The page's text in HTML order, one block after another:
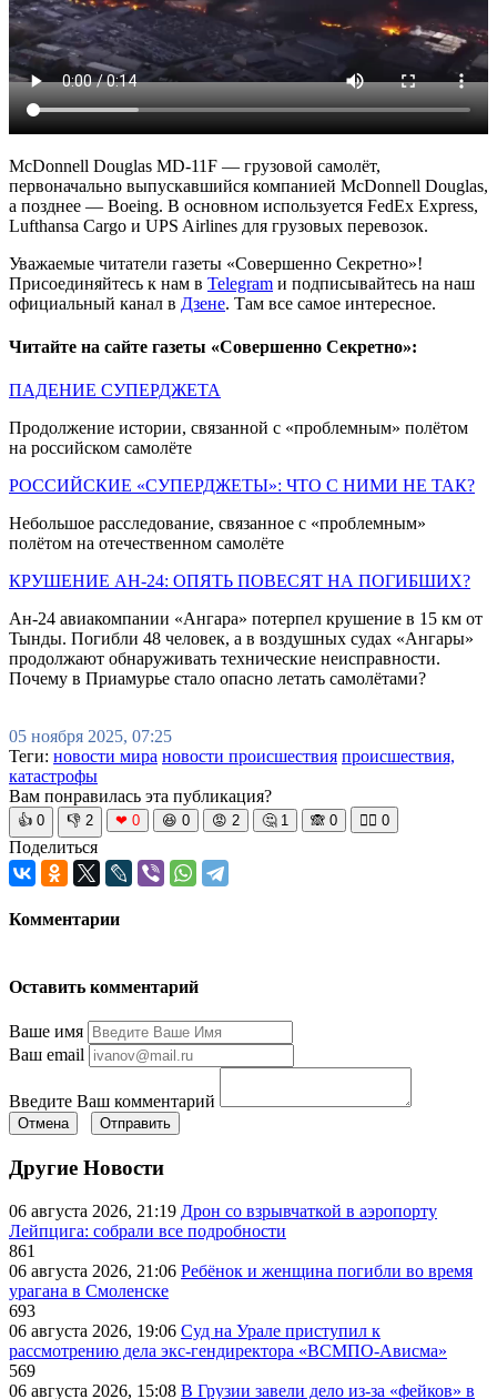
McDonnell Douglas MD-11F — грузовой самолёт,
первоначально выпускавшийся компанией McDonnell Douglas,
а позднее — Boeing. В основном используется FedEx Express,
Lufthansa Cargo и UPS Airlines для грузовых перевозок.
Уважаемые читатели газеты «Совершенно Секретно»!
Присоединяйтесь к нам в Telegram и подписывайтесь на наш
официальный канал в Дзене. Там все самое интересное.
Читайте на сайте газеты «Совершенно Секретно»:
ПАДЕНИЕ СУПЕРДЖЕТА
Продолжение истории, связанной с «проблемным» полётом
на российском самолёте
РОССИЙСКИЕ «СУПЕРДЖЕТЫ»: ЧТО С НИМИ НЕ ТАК?
Небольшое расследование, связанное с «проблемным»
полётом на отечественном самолёте
КРУШЕНИЕ АН-24: ОПЯТЬ ПОВЕСЯТ НА ПОГИБШИХ?
Ан-24 авиакомпании «Ангара» потерпел крушение в 15 км от
Тынды. Погибли 48 человек, а в воздушных судах «Ангары»
продолжают обнаруживать технические неисправности.
Почему в Приамурье стало опасно летать самолётами?
05 ноября 2025, 07:25
Теги: новости мира новости происшествия происшествия,
катастрофы
Вам понравилась эта публикация?
👍 0 👎 2 ❤ 0 😆 0 😡 2 🤔 1 🙈 0 🧘‍♀️ 0
Поделиться
Комментарии
Оставить комментарий
Ваше имя
Ваш email
Введите Ваш комментарий
Отмена Отправить
Другие Новости
06 августа 2026, 21:19 Дрон со взрывчаткой в аэропорту
Лейпцига: собрали все подробности
861
06 августа 2026, 21:06 Ребёнок и женщина погибли во время
урагана в Смоленске
693
06 августа 2026, 19:06 Суд на Урале приступил к
рассмотрению дела экс-гендиректора «ВСМПО-Ависма»
569
06 августа 2026, 15:08 В Грузии завели дело из-за «фейков» в